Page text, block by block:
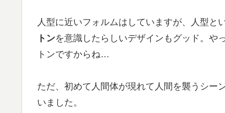
人型に近いフォルムはしていますが、人型と
トンを意識したらしいデザインもグッド。や
トンですからね…
ただ、初めて人間体が現れて人間を襲うシー
いました。